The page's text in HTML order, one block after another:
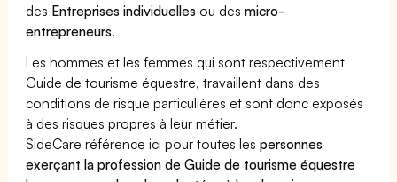
des Entreprises individuelles ou desmicro-
entrepreneurs.
Les hommes et les femmes qui sont respectivement
Guide de tourisme équestre, travaillent dans des
conditions de risque particulières et sont donc exposés
à des risques propres à leur métier.
SideCare référence ici pour toutes lespersonnes
exerçant la profession de Guide de tourisme équestre